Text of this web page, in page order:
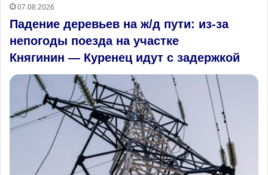
07.08.2026
Падение деревьев на ж/д пути: из‑за
непогоды поезда на участке
Княгинин — Куренец идут с задержкой